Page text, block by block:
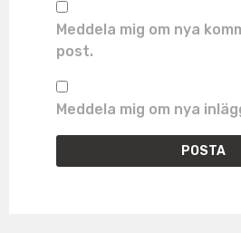
Meddela mig om nya
post.
Meddela mig om nya